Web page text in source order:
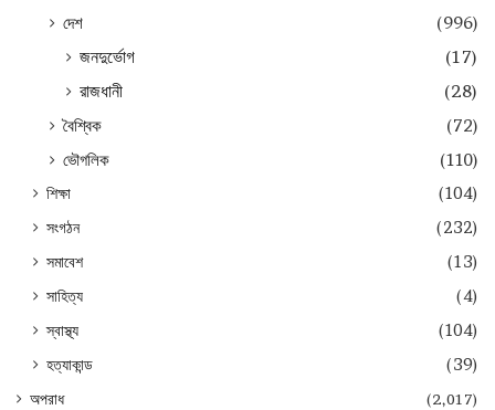
দেশ
(996)
জনদুর্ভোগ
(17)
রাজধানী
(28)
বৈশ্বিক
(72)
ভৌগলিক
(110)
শিক্ষা
(104)
সংগঠন
(232)
সমাবেশ
(13)
সাহিত্য
(4)
স্বাস্থ্য
(104)
হত্যাকান্ড
(39)
অপরাধ (2,017)